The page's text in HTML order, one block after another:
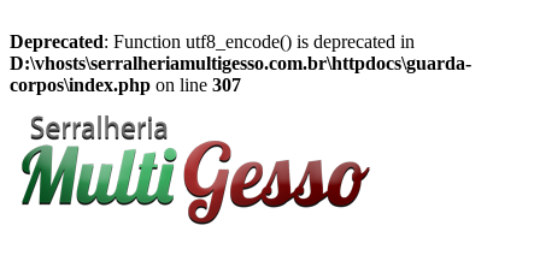
Deprecated: Function utf8_encode() is deprecated in
D:\vhosts\serralheriamultigesso.com.br\httpdocs\guarda-
corpos\index.php on line 307